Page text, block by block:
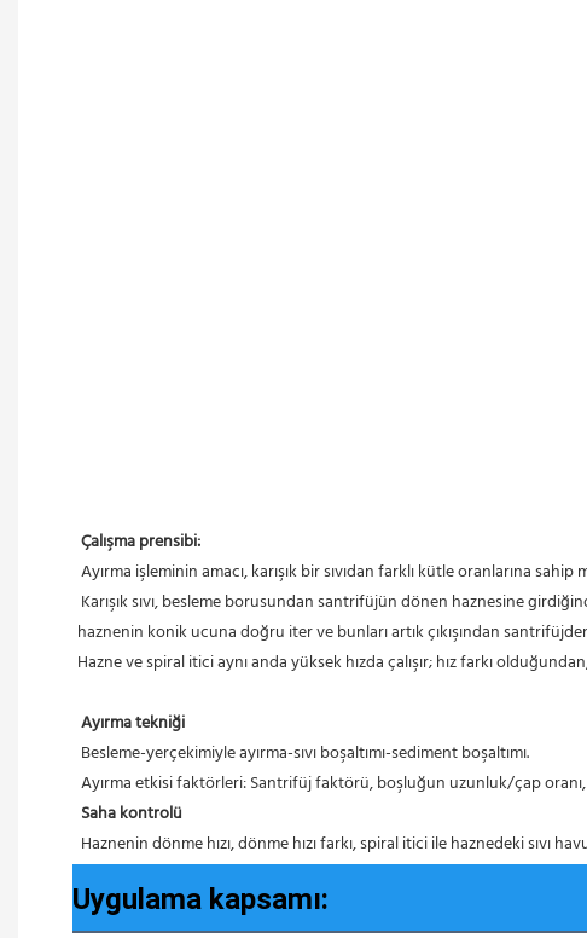
Çalışma prensibi:
Ayırma işleminin amacı, karışık bir sıvıdan farklı kütle oranlarına sahip
haznenin konik ucuna doğru iter ve bunları artık çıkışından
Hazne ve spiral itici aynı anda yüksek hızda çalışır; hız farkı
Ayırma tekniği
Besleme-yerçekimiyle ayırma-sıvı boşaltımı-sediment boşaltımı.
Ayırma etkisi faktörleri: Santrifüj faktörü, boşluğun uzunluk/çap oranı,
Saha kontrolü
Haznenin dönme hızı, dönme hızı farkı, spiral itici ile haznedeki sıvı
Uygulama kapsamı: